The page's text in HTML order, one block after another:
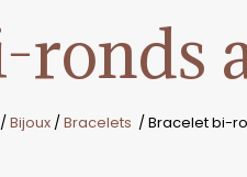
ronds
/Bijoux/Bracelets / Bracelet bi-